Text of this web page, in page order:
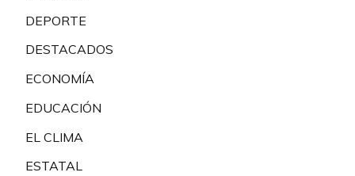
DEPORTE
DESTACADOS
ECONOMÍA
EDUCACIÓN
EL CLIMA
ESTATAL